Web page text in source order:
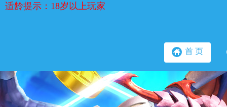
适龄提示：18岁以上玩家
首 页